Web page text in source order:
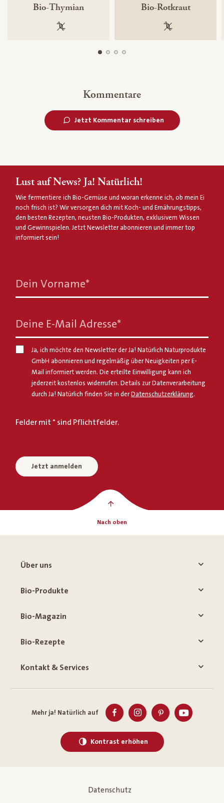
Bio-Thymian
100 % gentechnikfrei
Bio-Rotkraut
100 %
Kommentare
Jetzt Kommentar schreiben
Lust auf News? Ja! Natürlich!
Wie fermentiere ich Bio-Gemüse und woran erkenne ich, ob mein Ei
noch frisch ist? Wir versorgen dich mit Koch- und Ernährungstipps,
den besten Rezepten, neusten Bio-Produkten, exklusivem Wissen
und Gewinnspielen. Jetzt Newsletter abonnieren und immer top
informiert sein!
Dein Vorname*
Deine E-Mail Adresse*
Ja, ich möchte den Newsletter der Ja! Natürlich Naturprodukte
GmbH abonnieren und regelmäßig über Neuigkeiten per E-
Mail informiert werden. Die erteilte Einwilligung kann ich
jederzeit kostenlos widerrufen. Details zur Datenverarbeitung
durch Ja! Natürlich finden Sie in der Datenschutzerklärung.
Felder mit * sind Pflichtfelder.
Jetzt anmelden
Nach oben
Über uns
Bio-Produkte
Bio-Magazin
Bio-Rezepte
Kontakt & Services
Mehr ja! Natürlich auf
Kontrast erhöhen
Datenschutz